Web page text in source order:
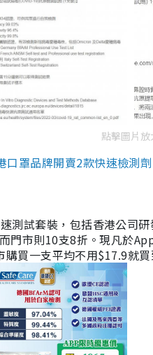
點擊圖片放
口罩品牌開賣2款快速檢
測試套裝，包括香港公司
門市則10支8折。現凡於
買一支平均不用$17.9就